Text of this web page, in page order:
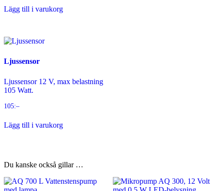
Lägg till i varukorg
Ljussensor
Ljussensor 12 V, max belastning
105 Watt.
105:–
Lägg till i varukorg
Du kanske också gillar …